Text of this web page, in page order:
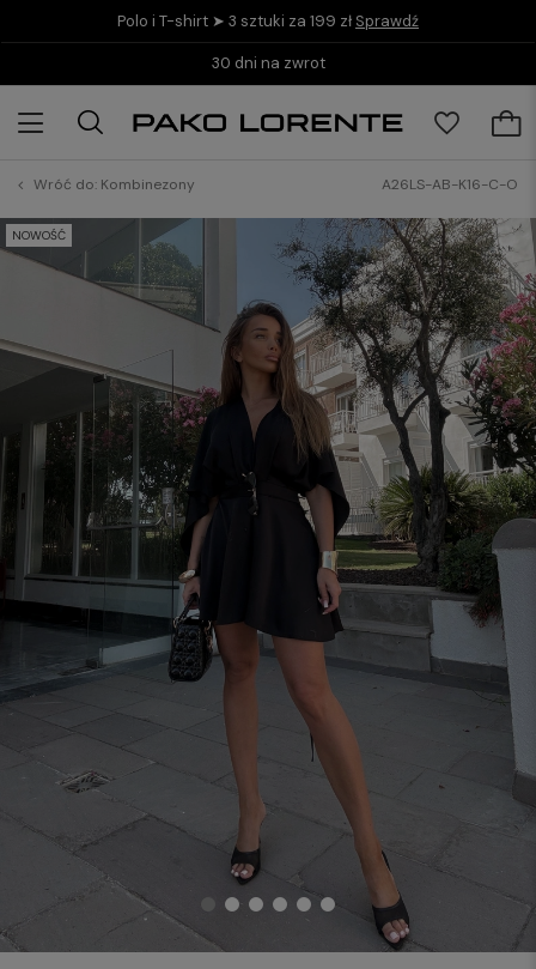
Polo i T-shirt ➤ 3 sztuki za 199 zł Sprawdź
30 dni na zwrot
Wróć do: Kombinezony A26LS-AB-K16-C-O
NOWOŚĆ